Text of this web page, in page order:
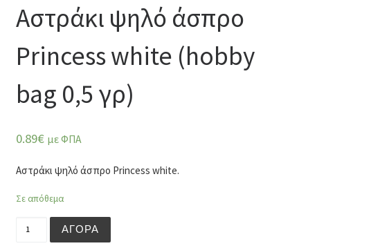
Αστράκι ψηλό άσπρο
Princess white (hobby
bag 0,5 γρ)
0.89€ με ΦΠΑ
Αστράκι ψηλό άσπρο Princess white.
Σε απόθεμα
Αστράκι ψηλό άσπρο Princess white (hobby bag 0,5 γρ) ποσότητα
ΑΓΟΡΆ